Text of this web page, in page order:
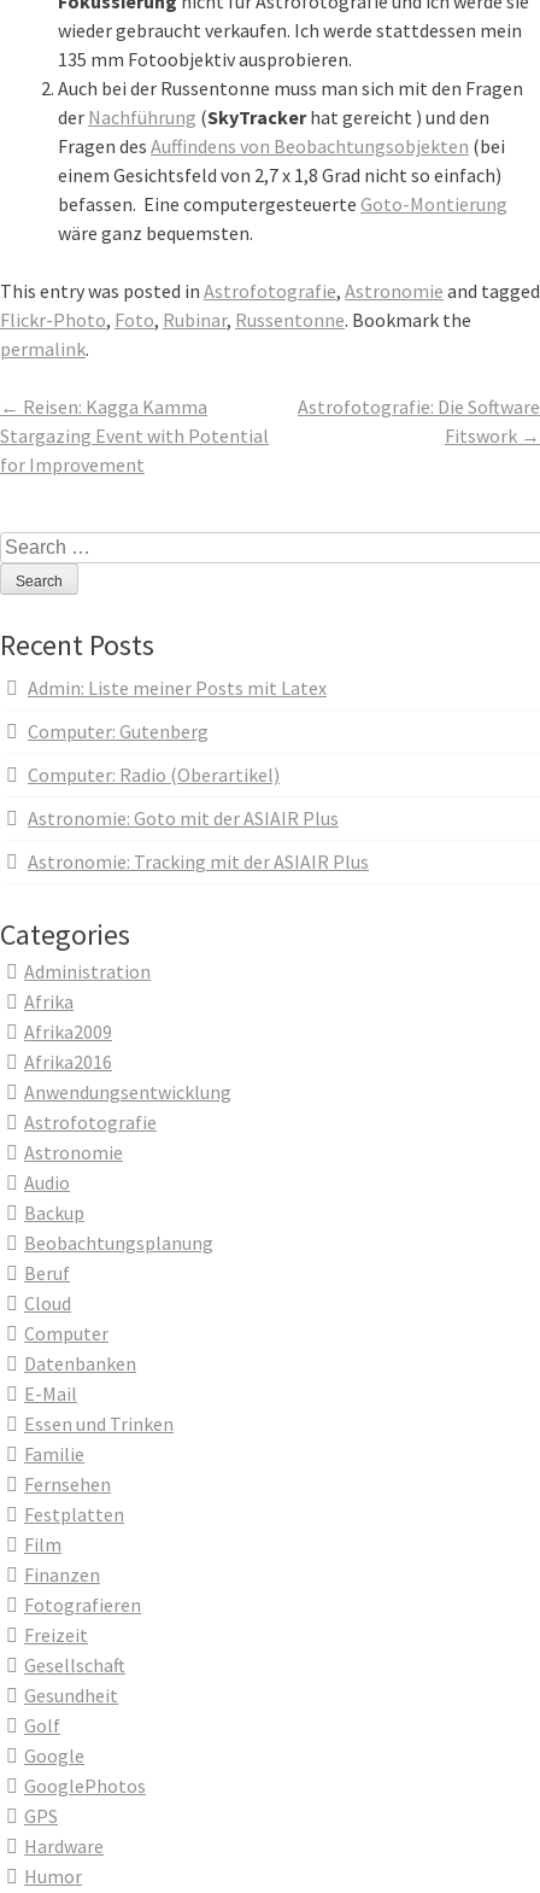
wieder gebraucht verkaufen. Ich werde stattdessen mein
135 mm Fotoobjektiv ausprobieren.
Auch bei der Russentonne muss man sich mit den Fragen
der Nachführung (SkyTrackerhat gereicht ) und den
Fragen des Auffindens von Beobachtungsobjekten (bei
einem Gesichtsfeld von 2,7 x 1,8 Grad nicht so einfach)
befassen. Eine computergesteuerte Goto-Montierung
wäre ganz bequemsten.
This entry was posted in Astrofotografie, Astronomie and tagged
Flickr-Photo, Foto, Rubinar, Russentonne. Bookmark the
permalink.
Post
navigation
← Reisen: Kagga Kamma
Stargazing Event with Potential
for Improvement
Astrofotografie: Die Software
Fitswork →
Search
for:
Recent Posts
Admin: Liste meiner Posts mit Latex
Computer: Gutenberg
Computer: Radio (Oberartikel)
Astronomie: Goto mit der ASIAIR Plus
Astronomie: Tracking mit der ASIAIR Plus
Categories
Administration
Afrika
Afrika2009
Afrika2016
Anwendungsentwicklung
Astrofotografie
Astronomie
Audio
Backup
Beobachtungsplanung
Beruf
Cloud
Computer
Datenbanken
E-Mail
Essen und Trinken
Familie
Fernsehen
Festplatten
Film
Finanzen
Fotografieren
Freizeit
Gesellschaft
Gesundheit
Golf
Google
GooglePhotos
GPS
Hardware
Humor